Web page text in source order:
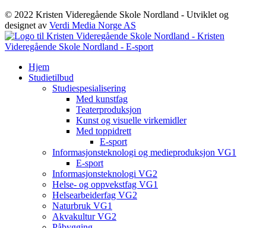
© 2022 Kristen Videregående Skole Nordland - Utviklet og
designet av Verdi Media Norge AS
Hjem
Studietilbud
Studiespesialisering
Med kunstfag
Teaterproduksjon
Kunst og visuelle virkemidler
Med toppidrett
E-sport
Informasjonsteknologi og medieproduksjon VG1
E-sport
Informasjonsteknologi VG2
Helse- og oppvekstfag VG1
Helsearbeiderfag VG2
Naturbruk VG1
Akvakultur VG2